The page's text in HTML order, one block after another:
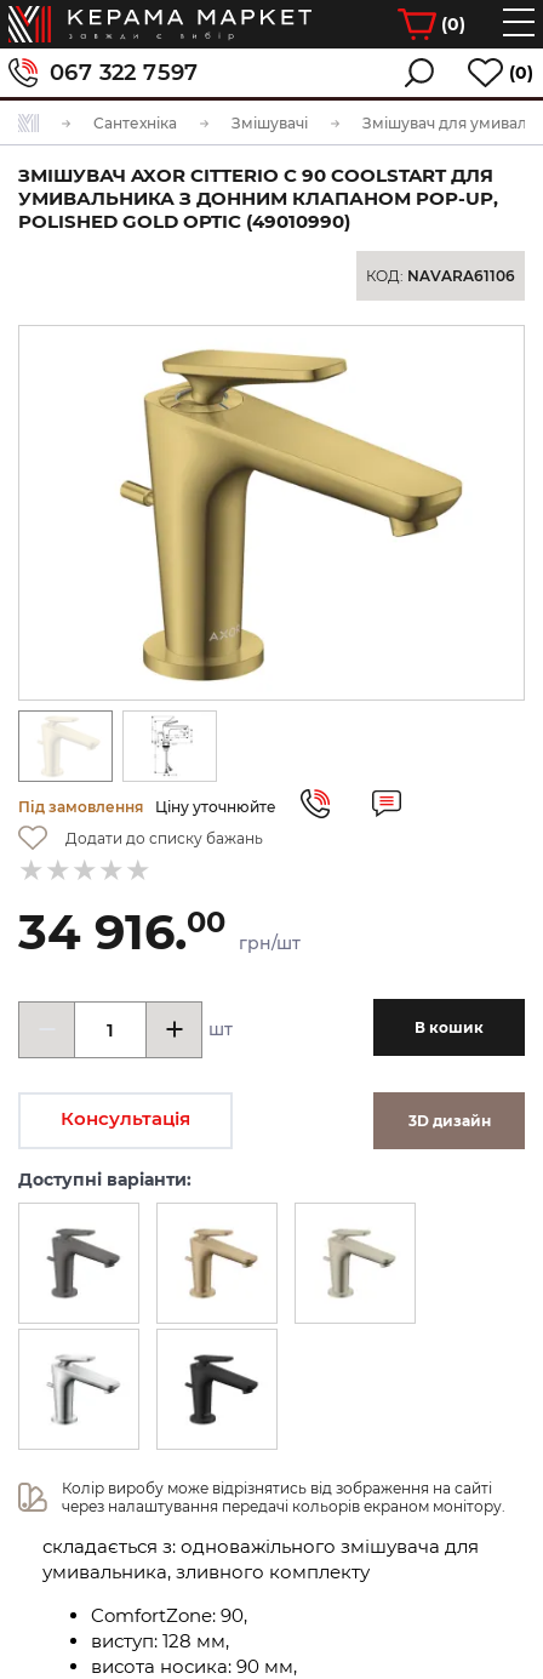
(0)
067 322 7597 (0)
Сантехніка Змішувачі Змішувач для
ЗМІШУВАЧ AXOR CITTERIO C 90 COOLSTART ДЛЯ
УМИВАЛЬНИКА З ДОННИМ КЛАПАНОМ POP-UP,
POLISHED GOLD OPTIC (49010990)
КОД: NAVARA61106
Під замовлення
Ціну уточнюйте
Додати до списку бажань
34 916.00
грн/шт
шт В кошик
Консультація 3D дизайн
Доступні варіанти:
Колір виробу може відрізнятись від зображення на сайті
через налаштування передачі кольорів екраном монітору.
складається з: одноважільного змішувача для
умивальника, зливного комплекту
ComfortZone: 90,
виступ: 128 мм,
висота носика: 90 мм,